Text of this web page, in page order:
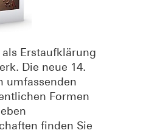
Erstaufklärung
Die neue 14.
umfassenden
Formen
finden Sie